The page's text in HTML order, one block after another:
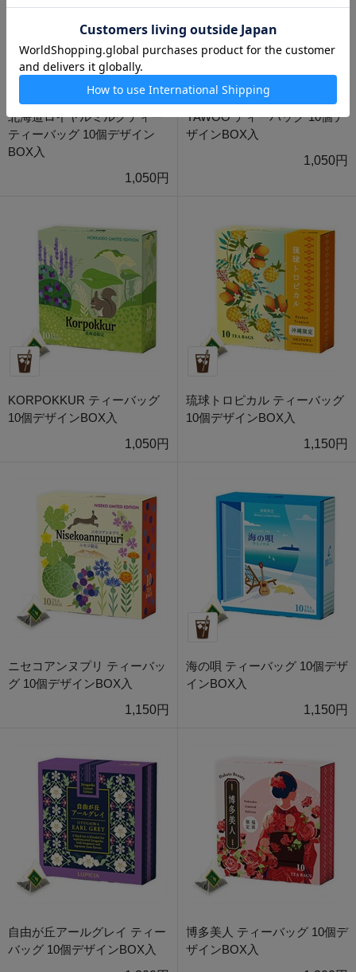
北海道ロイヤルミルクティー
ティーバッグ 10個デザイン
BOX入
1,050円
YAWOO ティーバッグ 10個デ
ザインBOX入
1,050円
KORPOKKUR ティーバッグ
10個デザインBOX入
1,050円
琉球トロピカル ティーバッグ
10個デザインBOX入
1,150円
ニセコアンヌプリ ティーバッ
グ 10個デザインBOX入
1,150円
海の唄 ティーバッグ 10個デザ
インBOX入
1,150円
自由が丘アールグレイ ティー
バッグ 10個デザインBOX入
博多美人 ティーバッグ 10個デ
ザインBOX入